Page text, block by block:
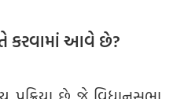
કરવામાં આવે છે?